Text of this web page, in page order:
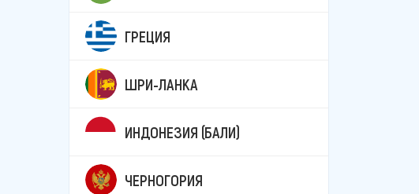
ГРЕЦИЯ
ШРИ-ЛАНКА
ИНДОНЕЗИЯ (БАЛИ)
ЧЕРНОГОРИЯ